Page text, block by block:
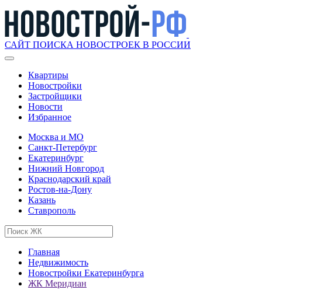
САЙТ ПОИСКА НОВОСТРОЕК В РОССИИ
Квартиры
Новостройки
Застройщики
Новости
Избранное
Москва и МО
Санкт-Петербург
Екатеринбург
Нижний Новгород
Краснодарский край
Ростов-на-Дону
Казань
Ставрополь
Главная
Недвижимость
Новостройки Екатеринбурга
ЖК Меридиан